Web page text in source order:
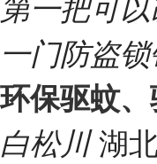
一门防盗
环保驱蚊
白松川湖